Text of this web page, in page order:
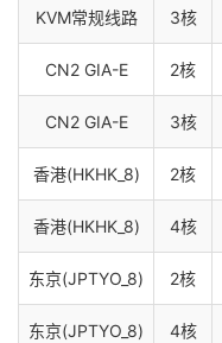
KVM常规线路 3核
CN2 GIA-E 2核
CN2 GIA-E 3核
香港(HKHK_8) 2核
香港(HKHK_8) 4核
东京(JPTYO_8) 2核
东京(JPTYO_8) 4核